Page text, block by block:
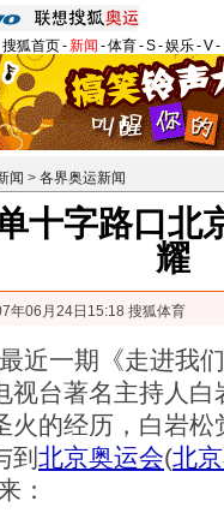
搜狐首页-新闻 -体育-S-娱乐-V-
闻 > 各界奥运新闻
十字路口北
耀
年06月24日15:18 搜狐体育
近一期《走进我
视台著名主持人
火的经历，白岩
到 北京奥运会(北
：